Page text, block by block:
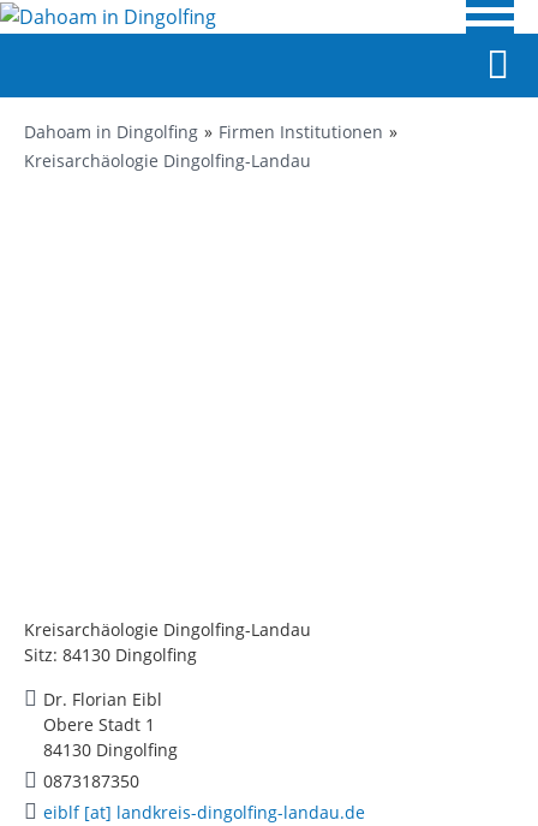
Dahoam in Dingolfing
Firmen Institutionen
Kreisarchäologie Dingolfing-Landau
Kreisarchäologie Dingolfing-Landau
Sitz: 84130 Dingolfing
Dr. Florian Eibl
Obere Stadt 1
84130 Dingolfing
0873187350
eiblf [at] landkreis-dingolfing-landau.de